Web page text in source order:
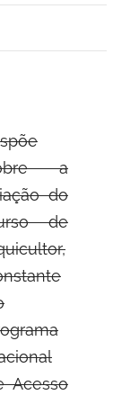
a
do
de
Acesso